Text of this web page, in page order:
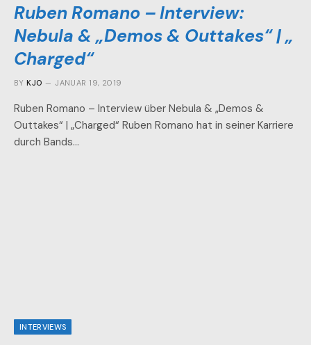
Ruben Romano – Interview:
Nebula & „Demos & Outtakes“ | „
Charged“
BY KJO JANUAR 19, 2019
Ruben Romano – Interview über Nebula & „Demos &
Outtakes“ | „Charged“ Ruben Romano hat in seiner Karriere
durch Bands…
INTERVIEWS